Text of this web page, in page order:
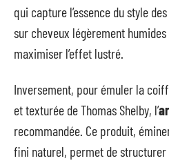
qui capture l’essence du style
sur cheveux légèrement
maximiser l’effet lustré.
Inversement, pour émuler la
et texturée de Thomas Shelby, l’
recommandée. Ce produit,
fini naturel, permet de structurer